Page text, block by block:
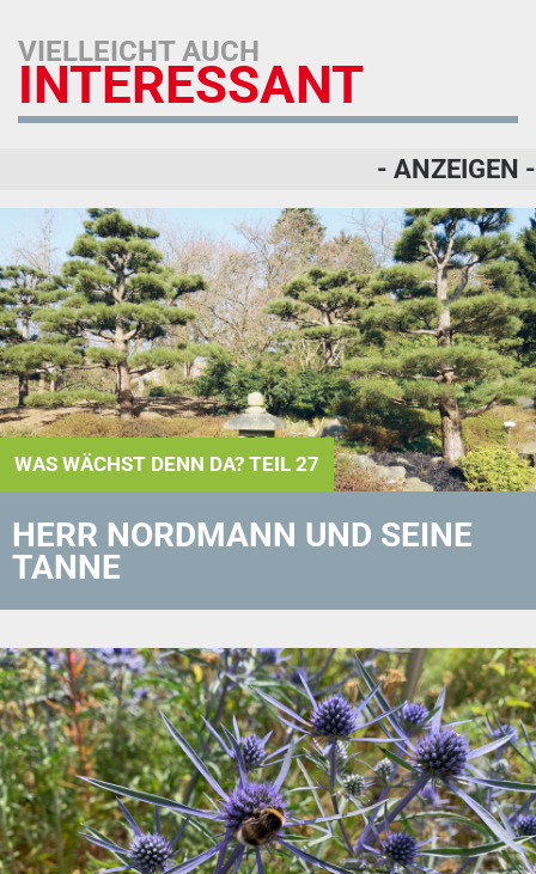
VIELLEICHT AUCH
INTERESSANT
- ANZEIGEN -
WAS WÄCHST DENN DA? TEIL 27
HERR NORDMANN UND SEINE
TANNE